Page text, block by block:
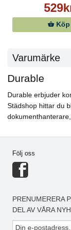
Köp
Varumärke
Durable
Durable erbjuder
Städshop hittar du
Följ oss
PRENUMERERA
DEL AV VÅRA